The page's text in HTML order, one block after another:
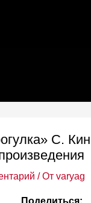
С.
/ Отvaryag
Поделиться: